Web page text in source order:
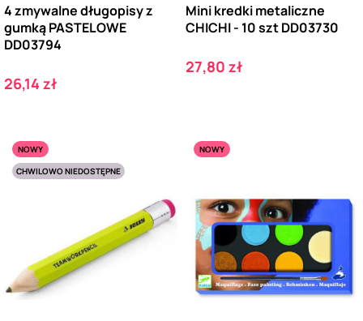
4 zmywalne długopisy z
gumką PASTELOWE
DD03794
Cena
26,14 zł
Mini kredki metaliczne
CHICHI - 10 szt DD03730
Cena
27,80 zł
NOWY
CHWILOWO NIEDOSTĘPNE
NOWY